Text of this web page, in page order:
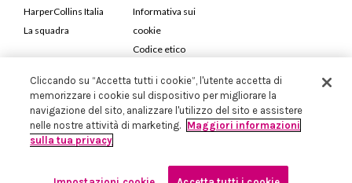
HarperCollins Italia
La squadra
Informativa sui
cookie
Codice etico
HarperCollins Italia S.p.A. Viale Monte Nero, 84 - 20135 Milano
Cod. Fiscale e P.IVA 05946780151 - Capitale Sociale 258.250 €
Iscritta in Milano al Registro delle imprese nr.198004 e REA nr.1051898
Cliccando su “Accetta tutti i cookie”, l'utente accetta di
memorizzare i cookie sul dispositivo per migliorare la
navigazione del sito, analizzare l'utilizzo del sito e assistere
nelle nostre attività di marketing. Maggiori informazioni
sulla tua privacy